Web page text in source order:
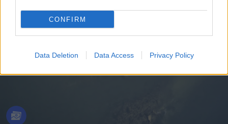
CONFIRM
Data Deletion Data Access Privacy Policy